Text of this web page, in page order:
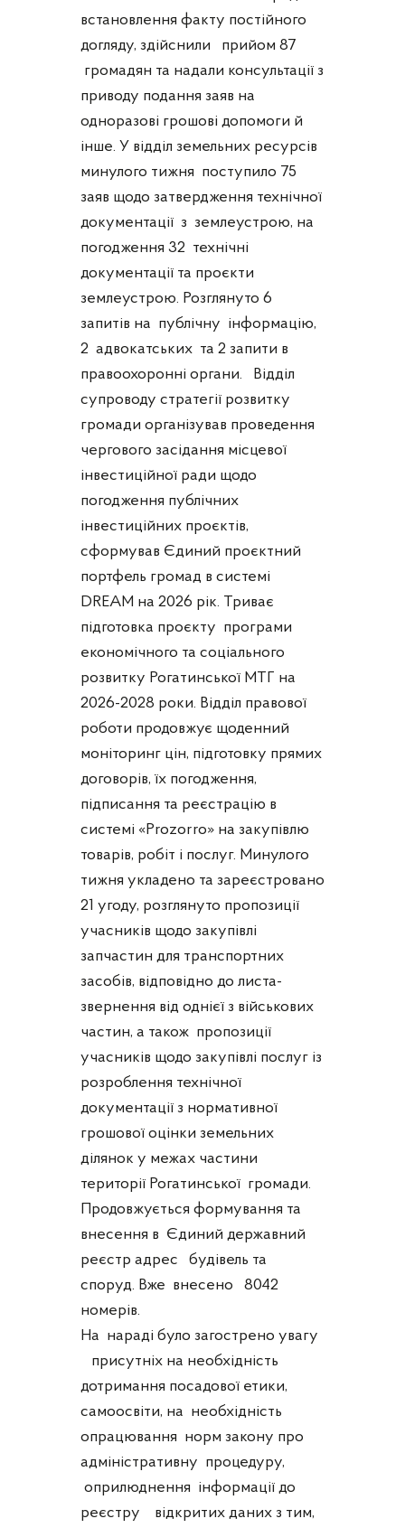
встановлення факту постійного
догляду, здійснили прийом 87
громадян та надали консультації з
приводу подання заяв на
одноразові грошові допомоги й
інше. У відділ земельних ресурсів
минулого тижня поступило 75
заяв щодо затвердження технічної
документації з землеустрою, на
погодження 32 технічні
документації та проєкти
землеустрою. Розглянуто 6
запитів на публічну інформацію,
2 адвокатських та 2 запити в
правоохоронні органи. Відділ
супроводу стратегії розвитку
громади організував проведення
чергового засідання місцевої
інвестиційної ради щодо
погодження публічних
інвестиційних проєктів,
сформував Єдиний проєктний
портфель громад в системі
DREAM на 2026 рік. Триває
підготовка проєкту програми
економічного та соціального
розвитку Рогатинської МТГ на
2026-2028 роки. Відділ правової
роботи продовжує щоденний
моніторинг цін, підготовку прямих
договорів, їх погодження,
підписання та реєстрацію в
системі «Prozorro» на закупівлю
товарів, робіт і послуг. Минулого
тижня укладено та зареєстровано
21 угоду, розглянуто пропозиції
учасників щодо закупівлі
запчастин для транспортних
засобів, відповідно до листа-
звернення від однієї з військових
частин, а також пропозиції
учасників щодо закупівлі послуг із
розроблення технічної
документації з нормативної
грошової оцінки земельних
ділянок у межах частини
території Рогатинської громади.
Продовжується формування та
внесення в Єдиний державний
реєстр адрес будівель та
споруд. Вже внесено 8042
номерів.
На нараді було загострено увагу
присутніх на необхідність
дотримання посадової етики,
самоосвіти, на необхідність
опрацювання норм закону про
адміністративну процедуру,
оприлюднення інформації до
реєстру відкритих даних з тим,